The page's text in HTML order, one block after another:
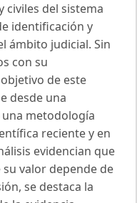
civiles del sistema
identificación y
ámbito judicial. Sin
con su
de este
desde una
una metodología
reciente y en
evidencian que
valor depende de
se destaca la